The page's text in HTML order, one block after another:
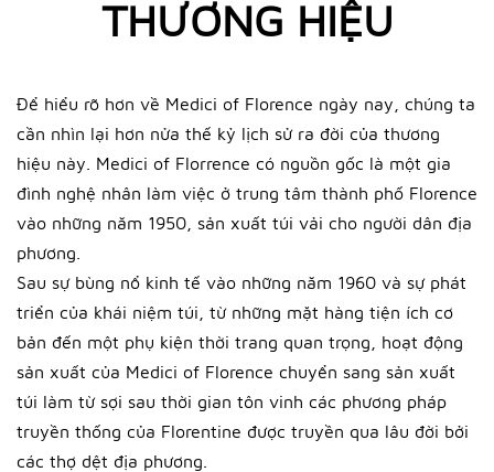
THƯƠNG HIỆU
Để hiểu rõ hơn về Medici of Florence ngày nay, chúng ta
cần nhìn lại hơn nửa thế kỷ lịch sử ra đời của thương
hiệu này. Medici of Florrence có nguồn gốc là một gia
đình nghệ nhân làm việc ở trung tâm thành phố Florence
vào những năm 1950, sản xuất túi vải cho người dân địa
phương.
Sau sự bùng nổ kinh tế vào những năm 1960 và sự phát
triển của khái niệm túi, từ những mặt hàng tiện ích cơ
bản đến một phụ kiện thời trang quan trọng, hoạt động
sản xuất của Medici of Florence chuyển sang sản xuất
túi làm từ sợi sau thời gian tôn vinh các phương pháp
truyền thống của Florentine được truyền qua lâu đời bởi
các thợ dệt địa phương.